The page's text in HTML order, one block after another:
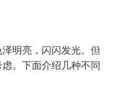
明亮，闪闪发光。但
。下面介绍几种不同